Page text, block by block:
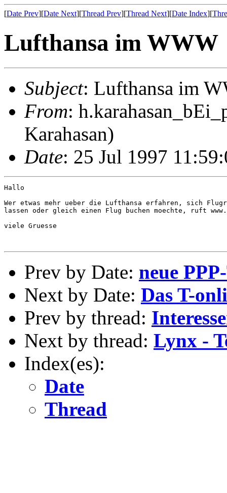
[Date Prev][Date Next][Thread Prev][Thread Next][Date Index][
Lufthansa im WWW
Subject: Lufthansa im
From:
Karahasan)
Date: 25 Jul 1997
Hallo
Wer etwas mehr ueber die Lufthansa erfahren, sich
lassen oder gleich einen Flug buchen moechte, ruft
viele Gruesse
Prev by Date: neue
Next by Date: Das T-
Prev by thread:
Next by thread: Lynx -
Index(es):
Date
Thread